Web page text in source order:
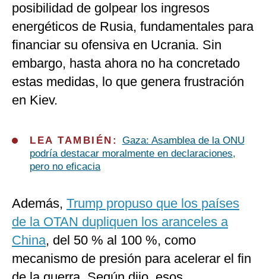
posibilidad de golpear los ingresos
energéticos de Rusia, fundamentales para
financiar su ofensiva en Ucrania. Sin
embargo, hasta ahora no ha concretado
estas medidas, lo que genera frustración
en Kiev.
LEA TAMBIÉN: Gaza: Asamblea de la ONU
podría destacar moralmente en declaraciones,
pero no eficacia
Además, Trump propuso que los países
de la OTAN dupliquen los aranceles a
China, del 50 % al 100 %, como
mecanismo de presión para acelerar el fin